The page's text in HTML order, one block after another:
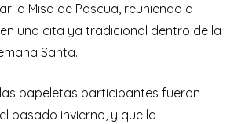
la Misa de Pascua, reuniendo a
una cita ya tradicional dentro de la
Santa.
papeletas participantes fueron
pasado invierno, y que la